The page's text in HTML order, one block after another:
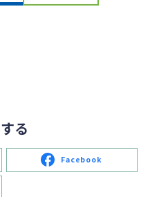
る
Facebook